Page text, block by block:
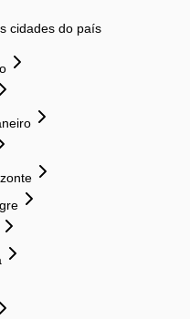
cidades do país